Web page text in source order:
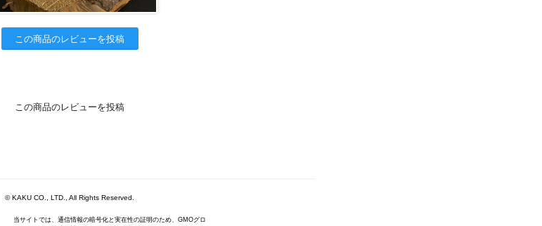
この商品のレビューを投稿
この商品のレビューを投稿
© KAKU CO., LTD., All Rights Reserved.
当サイトでは、通信情報の暗号化と実在性の証明のため、GMOグロ